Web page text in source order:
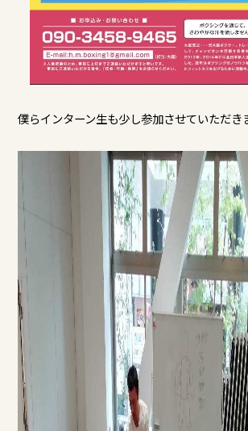
僕らインターン生も少し参加させていただき